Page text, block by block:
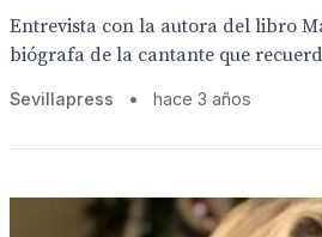
Entrevista con la autora del libro
biógrafa de la cantante que
Sevillapress • hace 3 años